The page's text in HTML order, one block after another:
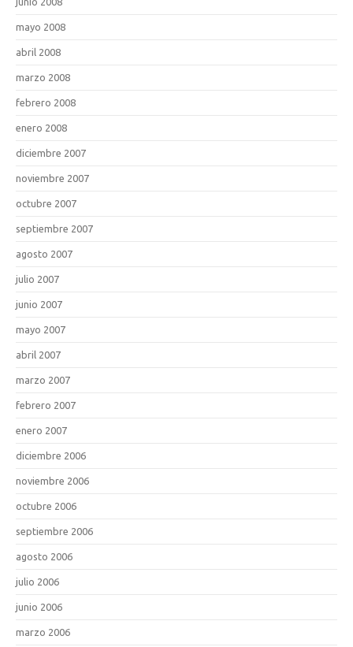
mayo 2008
abril 2008
marzo 2008
febrero 2008
enero 2008
diciembre 2007
noviembre 2007
octubre 2007
septiembre 2007
agosto 2007
julio 2007
junio 2007
mayo 2007
abril 2007
marzo 2007
febrero 2007
enero 2007
diciembre 2006
noviembre 2006
octubre 2006
septiembre 2006
agosto 2006
julio 2006
junio 2006
marzo 2006